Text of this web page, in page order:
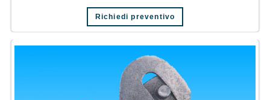
Richiedi preventivo